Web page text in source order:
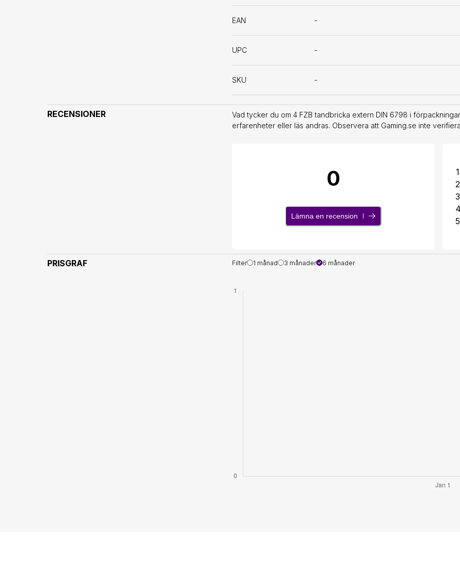
EAN -
UPC -
SKU -
RECENSIONER
Vad tycker du om 4 FZB tandbricka extern DIN 6798 i
erfarenheter eller läs andras. Observera att Gaming.se inte
0
Lämna en recension
1
2
3
4
5
PRISGRAF Filter 1 månad 3 månader 6 månader